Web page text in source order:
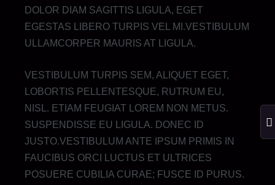
DOLOR DIAM SAGITTIS LIGULA, EGET
EGESTAS LIBERO TURPIS VEL MI.VESTIBULUM
ULLAMCORPER MAURIS AT LIGULA.
VESTIBULUM TURPIS SEM, ALIQUET EGET,
LOBORTIS PELLENTESQUE, RUTRUM EU,
NISL. ETIAM FEUGIAT LOREM NON METUS.
SUSPENDISSE EU LIGULA. DONEC ID
JUSTO.VESTIBULUM ANTE IPSUM PRIMIS IN
FAUCIBUS ORCI LUCTUS ET ULTRICES
POSUERE CUBILIA CURAE; FUSCE ID PURUS.